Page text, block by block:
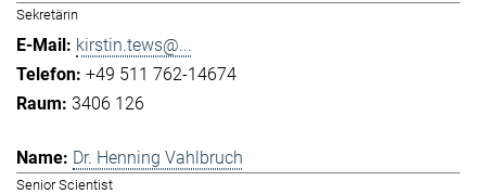
Sekretärin
kirstin.tews@...
+49 511 762-14674
3406 126
Dr. Henning Vahlbruch
Senior Scientist